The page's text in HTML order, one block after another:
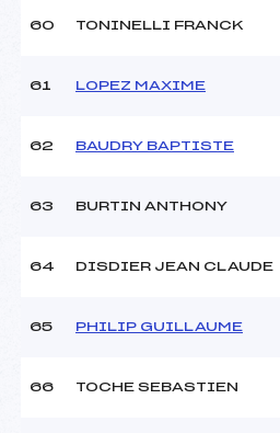
60 TONINELLI FRANCK
61 LOPEZ MAXIME
62 BAUDRY BAPTISTE
63 BURTIN ANTHONY
64 DISDIER JEAN CLAUDE
65 PHILIP GUILLAUME
66 TOCHE SEBASTIEN